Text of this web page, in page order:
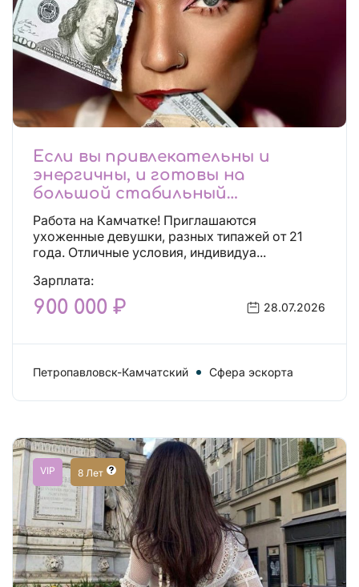
Если вы привлекательны и
энергичны, и готовы на
большой стабильный
заработок, тогда вы уже нашли,
что искали!
Работа на Камчатке! Приглашаются
ухоженные девушки, разных типажей от 21
года. Отличные условия, индивидуа...
Зарплата:
900 000 ₽ 28.07.2026
Петропавловск-Камчатский Сфера эскорта
VIP 8 Лет